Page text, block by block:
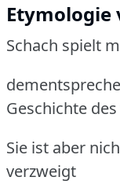
Etymologie
Schach spielt
Geschichte
Sie ist aber
verzweigt